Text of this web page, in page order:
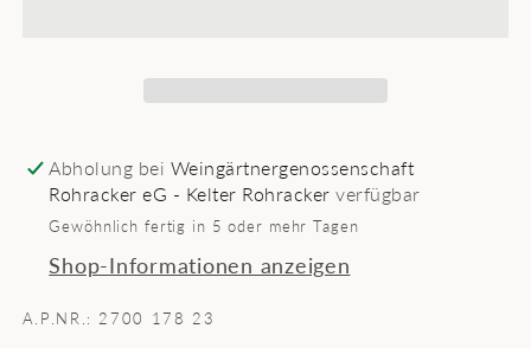
Abholung bei Weingärtnergenossenschaft
Rohracker eG - Kelter Rohracker verfügbar
Gewöhnlich fertig in 5 oder mehr Tagen
Shop-Informationen anzeigen
A.P.NR.: 2700 178 23